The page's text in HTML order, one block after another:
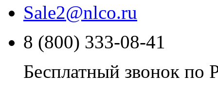
Sale2@nlco.ru
8 (800) 333-08-41
Бесплатный звонок по